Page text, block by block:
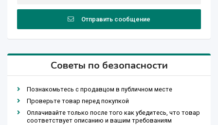
Отправить сообщение
Советы по безопасности
Познакомьтесь с продавцом в публичном месте
Проверьте товар перед покупкой
Оплачивайте только после того как убедитесь, что товар
соответствует описанию и вашим требованиям